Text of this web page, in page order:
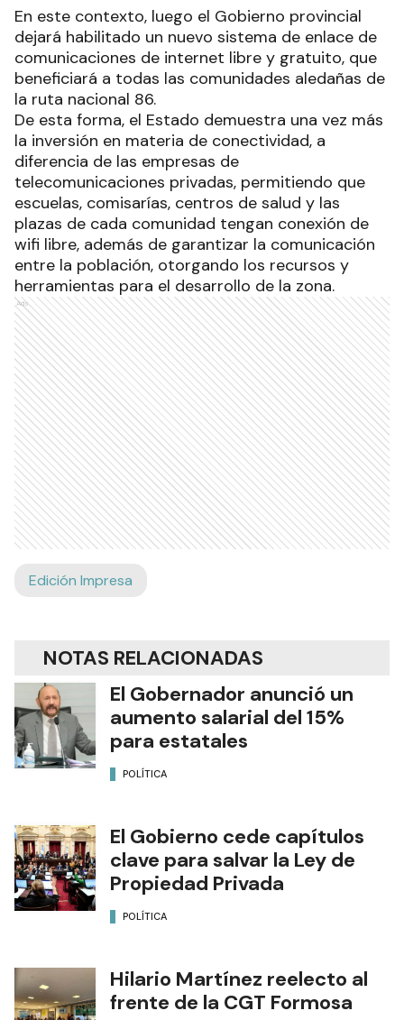
En este contexto, luego el Gobierno provincial
dejará habilitado un nuevo sistema de enlace de
comunicaciones de internet libre y gratuito, que
beneficiará a todas las comunidades aledañas de
la ruta nacional 86.
De esta forma, el Estado demuestra una vez más
la inversión en materia de conectividad, a
diferencia de las empresas de
telecomunicaciones privadas, permitiendo que
escuelas, comisarías, centros de salud y las
plazas de cada comunidad tengan conexión de
wifi libre, además de garantizar la comunicación
entre la población, otorgando los recursos y
herramientas para el desarrollo de la zona.
Ads
Edición Impresa
NOTAS RELACIONADAS
El Gobernador anunció un
aumento salarial del 15%
para estatales
POLÍTICA
El Gobierno cede capítulos
clave para salvar la Ley de
Propiedad Privada
POLÍTICA
Hilario Martínez reelecto al
frente de la CGT Formosa